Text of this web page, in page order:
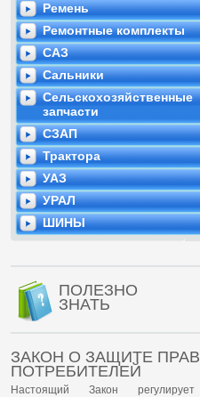
Ремень
Ремонтные комплекты
САЗ
Сальники
Сельскохозяйственные
запчасти
СЗАП
Трактора
УАЗ
УРАЛ
ШИНЫ
ПОЛЕЗНО
ЗНАТЬ
ЗАКОН О ЗАЩИТЕ ПРАВ
ПОТРЕБИТЕЛЕЙ
Настоящий Закон регулирует